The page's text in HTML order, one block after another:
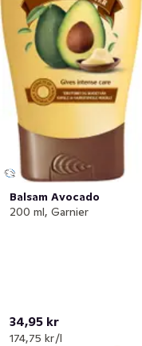
Balsam Avocado
200 ml, Garnier
34,95 kr
174,75 kr /l